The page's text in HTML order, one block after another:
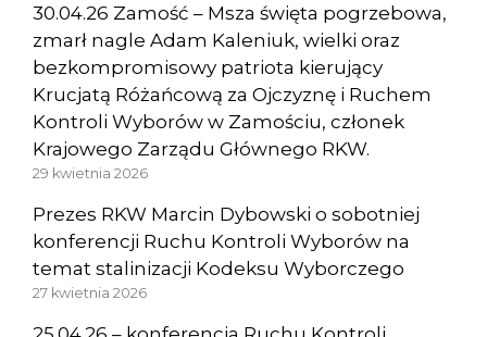
30.04.26 Zamość – Msza święta pogrzebowa,
zmarł nagle Adam Kaleniuk, wielki oraz
bezkompromisowy patriota kierujący
Krucjatą Różańcową za Ojczyznę i Ruchem
Kontroli Wyborów w Zamościu, członek
Krajowego Zarządu Głównego RKW.
29 kwietnia 2026
Prezes RKW Marcin Dybowski o sobotniej
konferencji Ruchu Kontroli Wyborów na
temat stalinizacji Kodeksu Wyborczego
27 kwietnia 2026